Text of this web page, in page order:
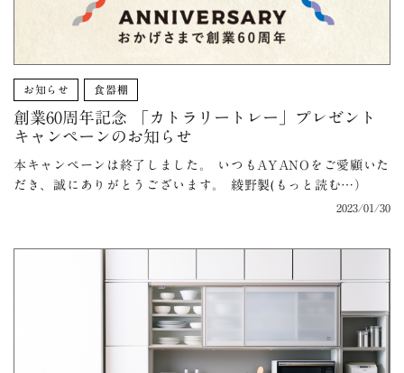
お知らせ 食器棚
創業60周年記念 「カトラリートレー」プレゼント
キャンペーンのお知らせ
本キャンペーンは終了しました。 いつもAYANOをご愛顧いた
だき、誠にありがとうございます。 綾野製(もっと読む…）
2023/01/30